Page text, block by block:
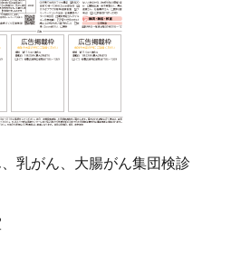
乳がん、大腸がん集団検診